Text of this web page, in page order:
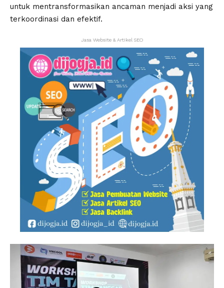
untuk mentransformasikan ancaman menjadi aksi yang
terkoordinasi dan efektif.
Jasa Website & Artikel SEO